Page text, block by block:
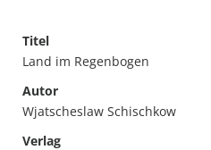
Titel
Land im Regenbogen
Autor
Wjatscheslaw Schischkow
Verlag